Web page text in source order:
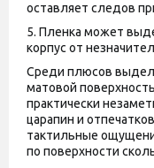
оставляет следов
5. Пленка может
корпус от
Среди плюсов
матовой
практически
царапин и
тактильные
по поверхности